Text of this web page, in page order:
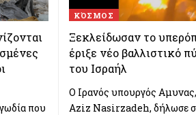
που
ΚΌΣΜΟΣ
Ξεκλείδωσαν το
έριξε νέο βαλλιστικό
του Ισραήλ
Ο Ιρανός υπουργός
Aziz Nasirzadeh, δήλωσε